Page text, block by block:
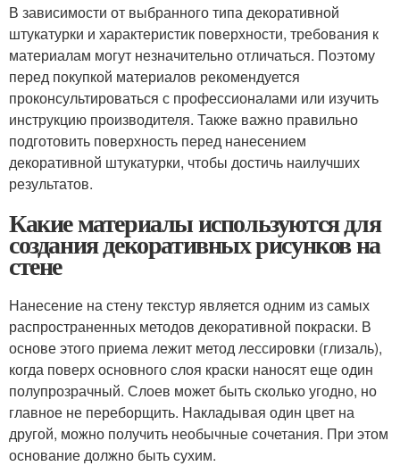
В зависимости от выбранного типа декоративной
штукатурки и характеристик поверхности, требования к
материалам могут незначительно отличаться. Поэтому
перед покупкой материалов рекомендуется
проконсультироваться с профессионалами или изучить
инструкцию производителя. Также важно правильно
подготовить поверхность перед нанесением
декоративной штукатурки, чтобы достичь наилучших
результатов.
Какие материалы используются для
создания декоративных рисунков на
стене
Нанесение на стену текстур является одним из самых
распространенных методов декоративной покраски. В
основе этого приема лежит метод лессировки (глизаль),
когда поверх основного слоя краски наносят еще один
полупрозрачный. Слоев может быть сколько угодно, но
главное не переборщить. Накладывая один цвет на
другой, можно получить необычные сочетания. При этом
основание должно быть сухим.